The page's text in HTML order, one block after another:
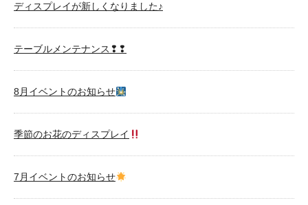
ディスプレイが新しくなりました♪
テーブルメンテナンス❢❢
8月イベントのお知らせ
季節のお花のディスプレイ
7月イベントのお知らせ